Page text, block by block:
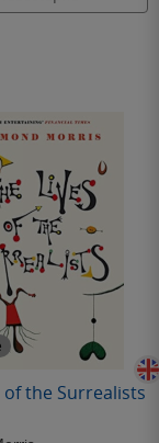
of the Surrealists